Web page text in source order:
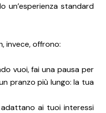
un’esperienza standard
invece, offrono:
vuoi, fai una pausa per
pranzo più lungo: la tua
ai tuoi interessi